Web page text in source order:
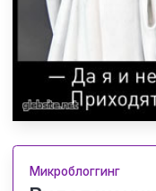
Микроблоггинг